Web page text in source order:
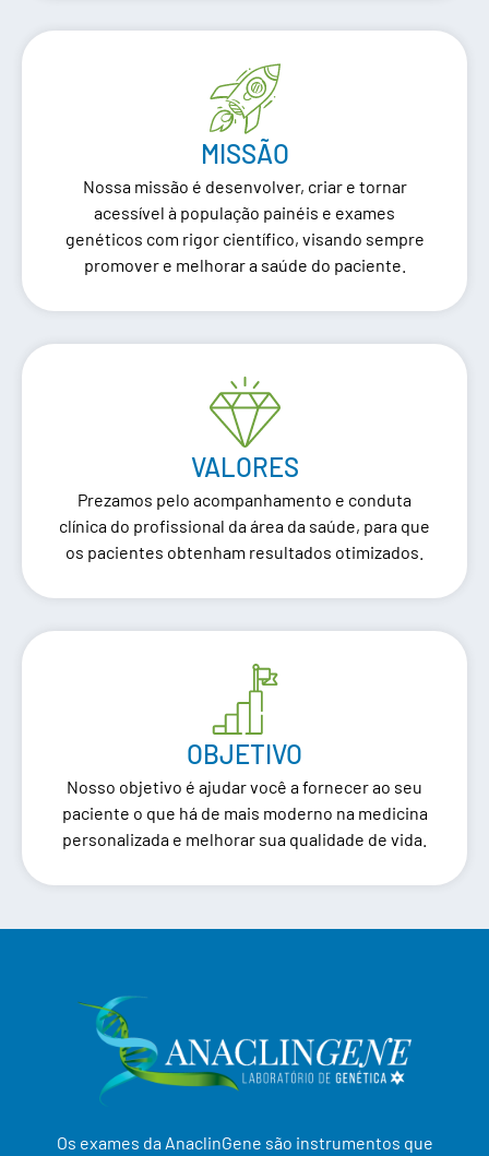
MISSÃO
Nossa missão é desenvolver, criar e tornar
acessível à população painéis e exames
genéticos com rigor científico, visando sempre
promover e melhorar a saúde do paciente.
VALORES
Prezamos pelo acompanhamento e conduta
clínica do profissional da área da saúde, para que
os pacientes obtenham resultados otimizados.
OBJETIVO
Nosso objetivo é ajudar você a fornecer ao seu
paciente o que há de mais moderno na medicina
personalizada e melhorar sua qualidade de vida.
Os exames da AnaclinGene são instrumentos que